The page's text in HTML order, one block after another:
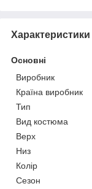
Характеристики
Основні
Виробник
Країна виробник
Тип
Вид костюма
Верх
Низ
Колір
Сезон